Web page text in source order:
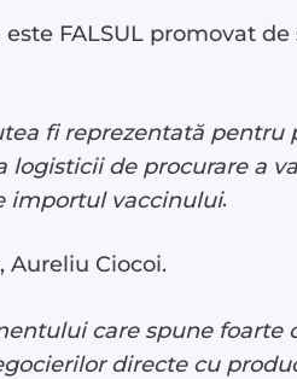
FALSUL promovat
fi reprezentată pentru
logisticii de procurare a
importul vaccinului.
Aureliu Ciocoi.
care spune foarte
directe cu